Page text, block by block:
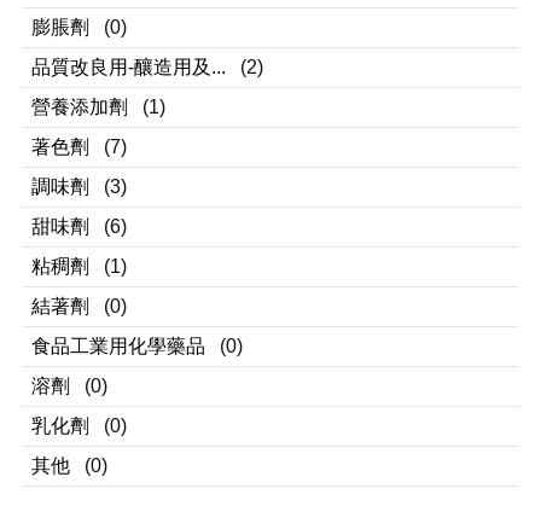
膨脹劑
(0)
品質改良用-釀造用及...
(2)
營養添加劑
(1)
著色劑
(7)
調味劑
(3)
甜味劑
(6)
粘稠劑
(1)
結著劑
(0)
食品工業用化學藥品
(0)
溶劑
(0)
乳化劑
(0)
其他
(0)